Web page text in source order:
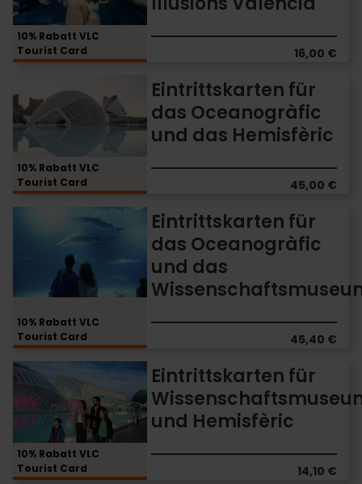
10% Rabatt VLC
Tourist Card
16,00 €
of
Illusions
Valencia
10% Rabatt VLC
Tourist Card
Eintrittskarten für
das Oceanogràfic
und das Hemisfèric
45,00 €
für
das
Oceanogràfic
und
das
Hemisfèric
10% Rabatt VLC
Tourist Card
Eintrittskarten für
das Oceanogràfic
und das
45,40 €
Eintrittskarten
Oceanogràfic
das
Wissenschaftsmuseum
10% Rabatt VLC
Tourist Card
Eintrittskarten für
und Hemisfèric
14,10 €
Eintrittskarten
für
Wissenschaftsmuseum
und
Hemisfèric